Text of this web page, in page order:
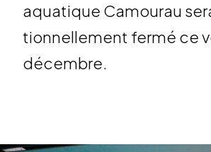
aqua­tique Camou­rau
tion­nel­le­ment fermé ce
décembre.